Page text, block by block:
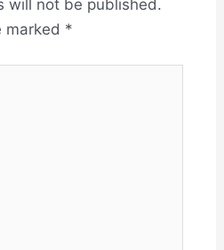
will not be published.
marked *